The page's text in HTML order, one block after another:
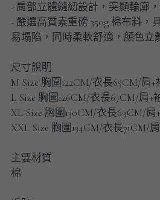
- 肩部立體縫紉設計，突顯輪廓
- 嚴選高質素重磅 350g 棉布料，
易塌陷，同時柔軟舒適，顏色立
尺寸說明
M Size 胸圍122CM/衣長65CM/肩+
L Size 胸圍126CM/衣長67CM/肩+
XL Size 胸圍130CM/衣長69CM/肩
XXL Size 胸圍134CM/衣長71CM/
主要材質
棉
NEW ARRIVALS
男裝長褲
男士短褲
男裝九分褲
男裝外套
男裝短袖 T-SHIRT